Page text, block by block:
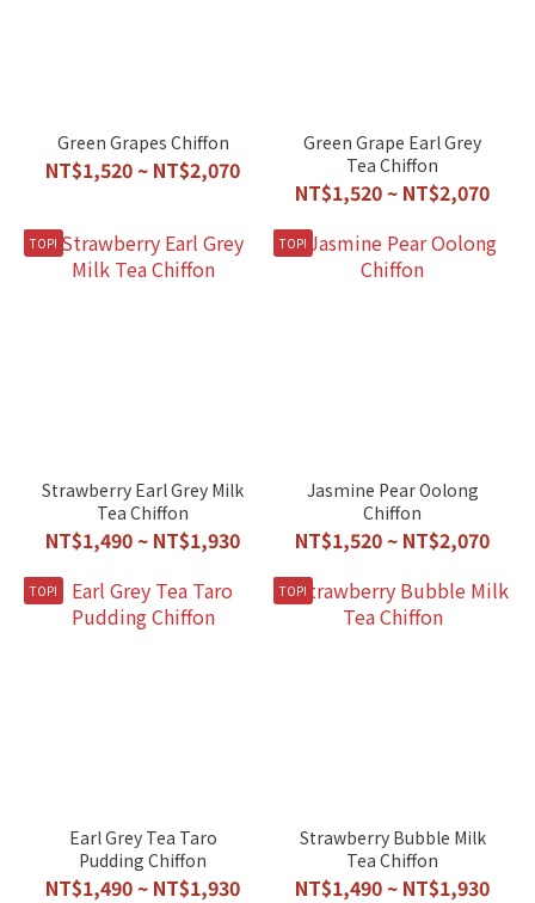
Green Grapes Chiffon
NT$1,520 ~ NT$2,070
Green Grape Earl Grey
Tea Chiffon
NT$1,520 ~ NT$2,070
TOP!
Strawberry Earl Grey Milk
Tea Chiffon
NT$1,490 ~ NT$1,930
TOP!
Jasmine Pear Oolong
Chiffon
NT$1,520 ~ NT$2,070
TOP!
Earl Grey Tea Taro
Pudding Chiffon
NT$1,490 ~ NT$1,930
TOP!
Strawberry Bubble Milk
Tea Chiffon
NT$1,490 ~ NT$1,930